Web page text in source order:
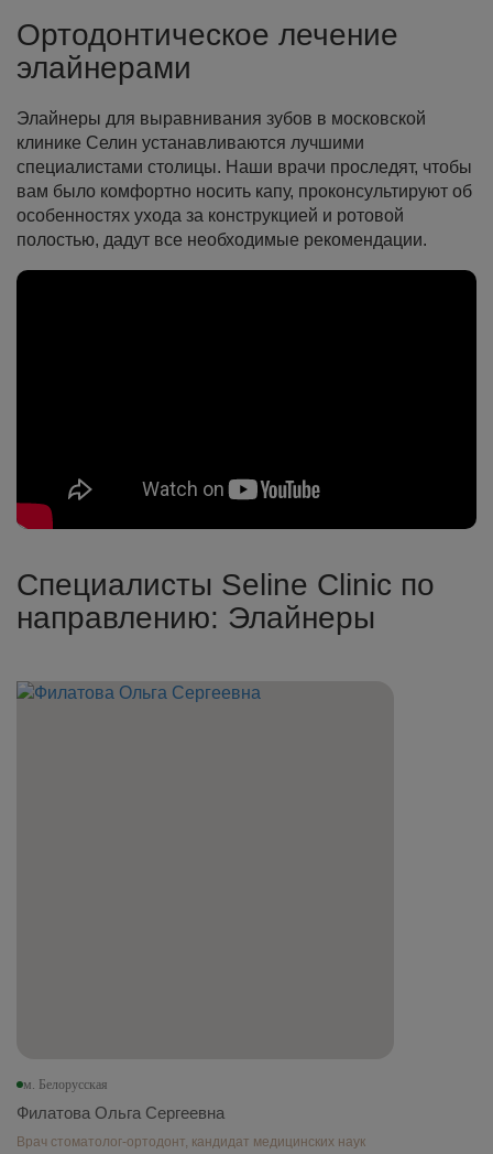
Ортодонтическое лечение
элайнерами
Элайнеры для выравнивания зубов в московской
клинике Селин устанавливаются лучшими
специалистами столицы. Наши врачи проследят, чтобы
вам было комфортно носить капу, проконсультируют об
особенностях ухода за конструкцией и ротовой
полостью, дадут все необходимые рекомендации.
Специалисты Seline Clinic по
направлению: Элайнеры
м. Белорусская
Филатова Ольга Сергеевна
Врач стоматолог-ортодонт, кандидат медицинских наук